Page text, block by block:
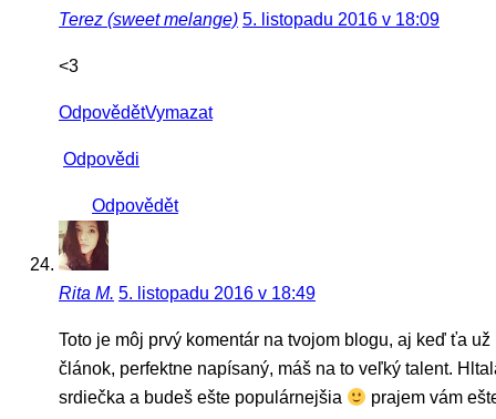
Terez (sweet melange) 5. listopadu 2016 v 18:09
<3
OdpovědětVymazat
Odpovědi
Odpovědět
Rita M. 5. listopadu 2016 v 18:49
Toto je môj prvý komentár na tvojom blogu, aj keď ťa
článok, perfektne napísaný, máš na to veľký talent.
srdiečka a budeš ešte populárnejšia
prajem vám